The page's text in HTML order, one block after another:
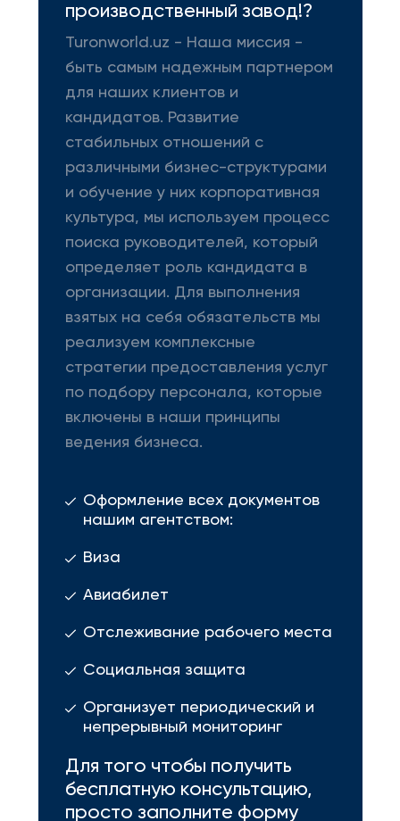
производственный завод!?
Turonworld.uz - Наша миссия -
быть самым надежным партнером
для наших клиентов и
кандидатов. Развитие
стабильных отношений с
различными бизнес-структурами
и обучение у них корпоративная
культура, мы используем процесс
поиска руководителей, который
определяет роль кандидата в
организации. Для выполнения
взятых на себя обязательств мы
реализуем комплексные
стратегии предоставления услуг
по подбору персонала, которые
включены в наши принципы
ведения бизнеса.
Оформление всех документов
нашим агентством:
Виза
Авиабилет
Отслеживание рабочего места
Социальная защита
Организует периодический и
непрерывный мониторинг
Для того чтобы получить
бесплатную консультацию,
просто заполните форму